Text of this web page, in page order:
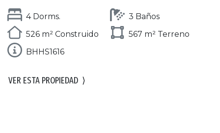
4 Dorms.
3 Baños
526 m² Construido
567 m² Terreno
BHHS1616
VER ESTA PROPIEDAD ⟩